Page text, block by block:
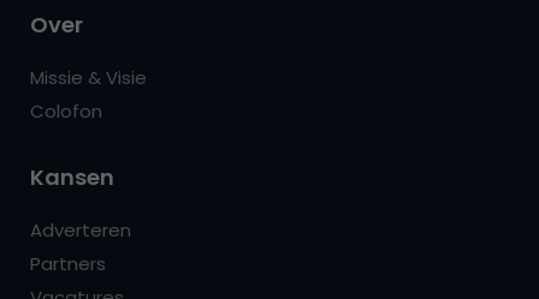
Over
Missie & Visie
Colofon
Kansen
Adverteren
Partners